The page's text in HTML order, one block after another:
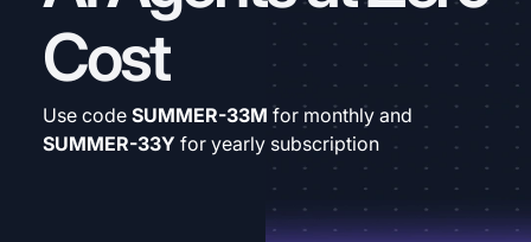
Cost
Use code SUMMER-33M for monthly and
SUMMER-33Y for yearly subscription